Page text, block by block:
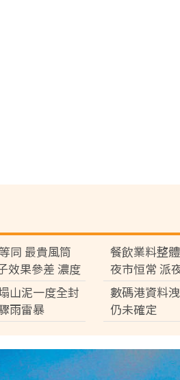
同 最貴風筒
效果參差 濃度
餐飲業料整
夜市恒常 派
山泥一度全封
雨雷暴
數碼港資料
仍未確定